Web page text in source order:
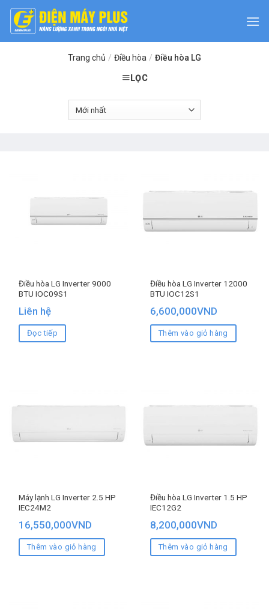
Skip
content
Trang chủ / Điều hòa / Điều hòa LG
LỌC
Điều hòa LG Inverter 9000
BTU IOC09S1
Liên hệ
Đọc tiếp
Điều hòa LG Inverter 12000
BTU IOC12S1
6,600,000VND
Thêm vào giỏ hàng
Máy lạnh LG Inverter 2.5 HP
IEC24M2
16,550,000VND
Thêm vào giỏ hàng
Điều hòa LG Inverter 1.5 HP
IEC12G2
8,200,000VND
Thêm vào giỏ hàng